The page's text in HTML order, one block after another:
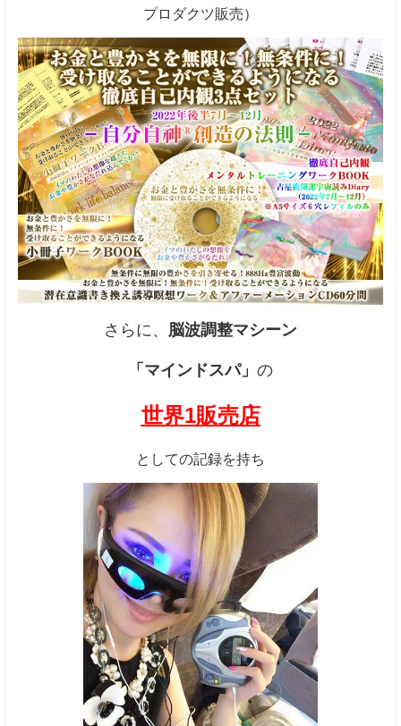
プロダクツ販売）
さらに、 脳波調整マシーン
「マインドスパ」 の
世界1販売店
としての記録を持ち